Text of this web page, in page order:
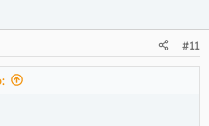
#11